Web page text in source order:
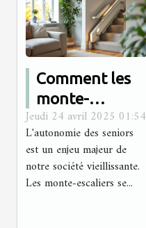
Comment les
monte-
escaliers
améliorent
l'autonomie
des seniors
Jeudi 24 avril 2025 01:54
L'autonomie des seniors
est un enjeu majeur de
notre société vieillissante.
Les monte-escaliers se...